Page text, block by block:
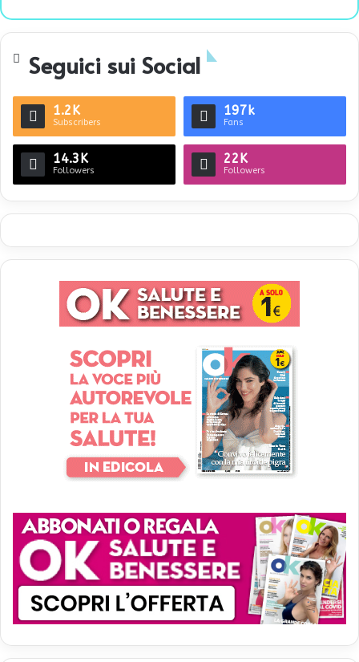
te
Seguici sui Social
1.2K
Subscribers
197k
Fans
14.3K
Followers
22K
Followers